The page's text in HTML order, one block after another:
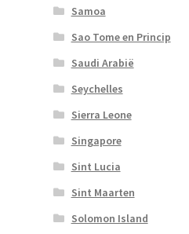
Samoa
Sao Tome en Princip
Saudi Arabië
Seychelles
Sierra Leone
Singapore
Sint Lucia
Sint Maarten
Solomon Island